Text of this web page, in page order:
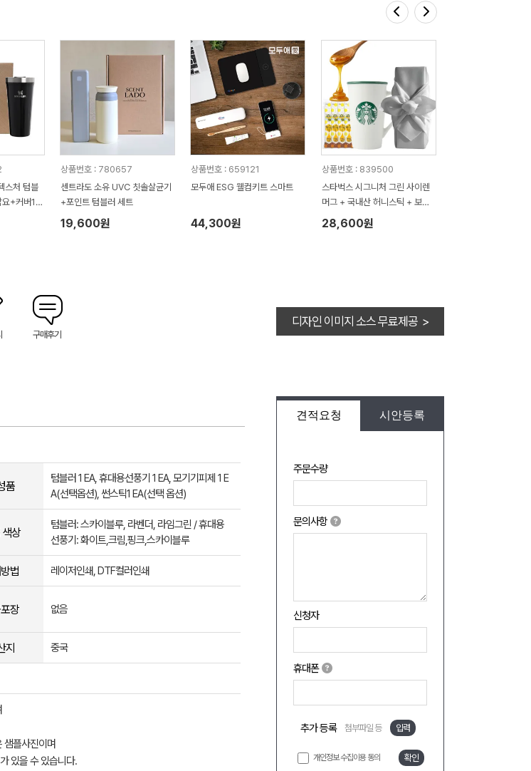
스처 텀블
+커버1P
상품번호 : 780657
센트라도 소유 UVC 칫솔살균기
+포인트 텀블러 세트
19,600원
상품번호 : 659121
모두애 ESG 웰컴키트 스마트
44,300원
상품번호 : 839500
스타벅스 시그니처 그린 사이렌
머그 + 국내산 허니스틱 + 보자
기포장 세트
28,600원
구매후기
디자인 이미지 소스 무료제공 >
견적요청 시안등록
주문수량
문의사항
신청자
휴대폰
추가 등록 첨부파일 등 입력
개인정보 수집이용 동의 확인
품
텀블러 1 EA, 휴대용선풍기 1 EA, 모기기피제 1 E
A(선택옵션), 썬스틱1 EA(선택 옵션)
상
텀블러: 스카이블루, 라벤더, 라임그린 / 휴대용
선풍기: 화이트,크림,핑크,스카이블루
법 레이저인쇄, DTF컬러인쇄
장 없음
지 중국
샘플사진이며
있을 수 있습니다.